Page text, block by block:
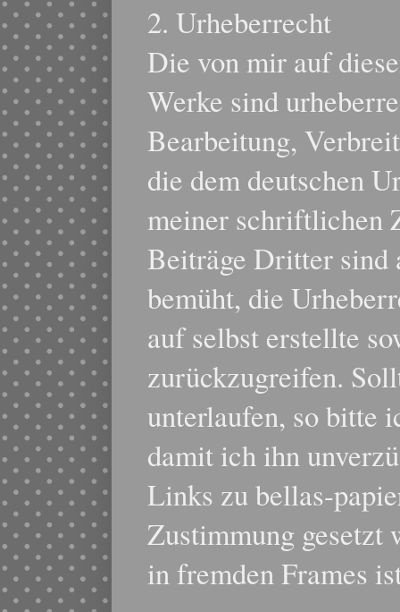
2. Urheberrecht
Die von mir auf
Werke sind
Bearbeitung,
die dem deutschen
meiner schriftlichen
Beiträge Dritter sind
bemüht, die
auf selbst erstellte
zurückzugreifen.
unterlaufen, so bitte
damit ich ihn
Links zu bellas-
Zustimmung gesetzt
in fremden Frames